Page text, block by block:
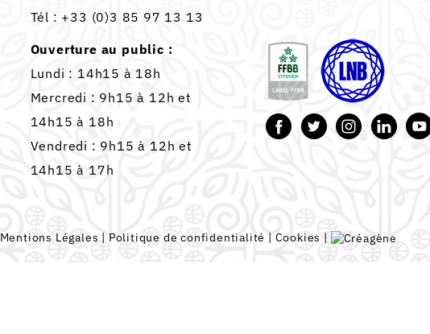
Tél : +33 (0)3 85 97 13 13
Ouverture au public :
Lundi : 14h15 à 18h
Mercredi : 9h15 à 12h et
14h15 à 18h
Vendredi : 9h15 à 12h et
14h15 à 17h
Mentions Légales Politique de confidentialité Cookies